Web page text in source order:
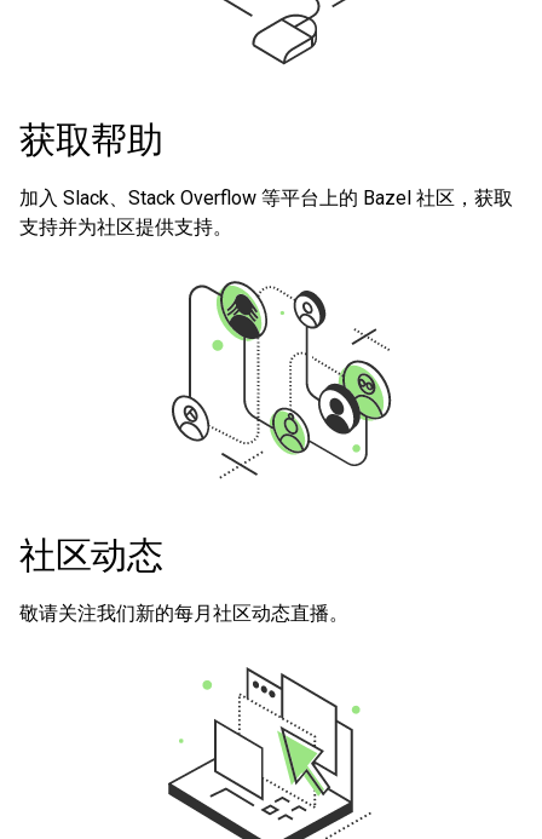
获取帮助
加入 Slack、Stack Overflow 等平台上的 Bazel 社区，获取
支持并为社区提供支持。
社区动态
敬请关注我们新的每月社区动态直播。